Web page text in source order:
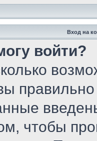
Вход на
войти?
чтобы